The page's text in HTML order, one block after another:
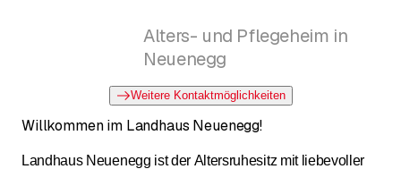
Alters- und Pflegeheim in
Neuenegg
Weitere Kontaktmöglichkeiten
Willkommen im Landhaus Neuenegg!
Landhaus Neuenegg ist der Altersruhesitz mit liebevoller